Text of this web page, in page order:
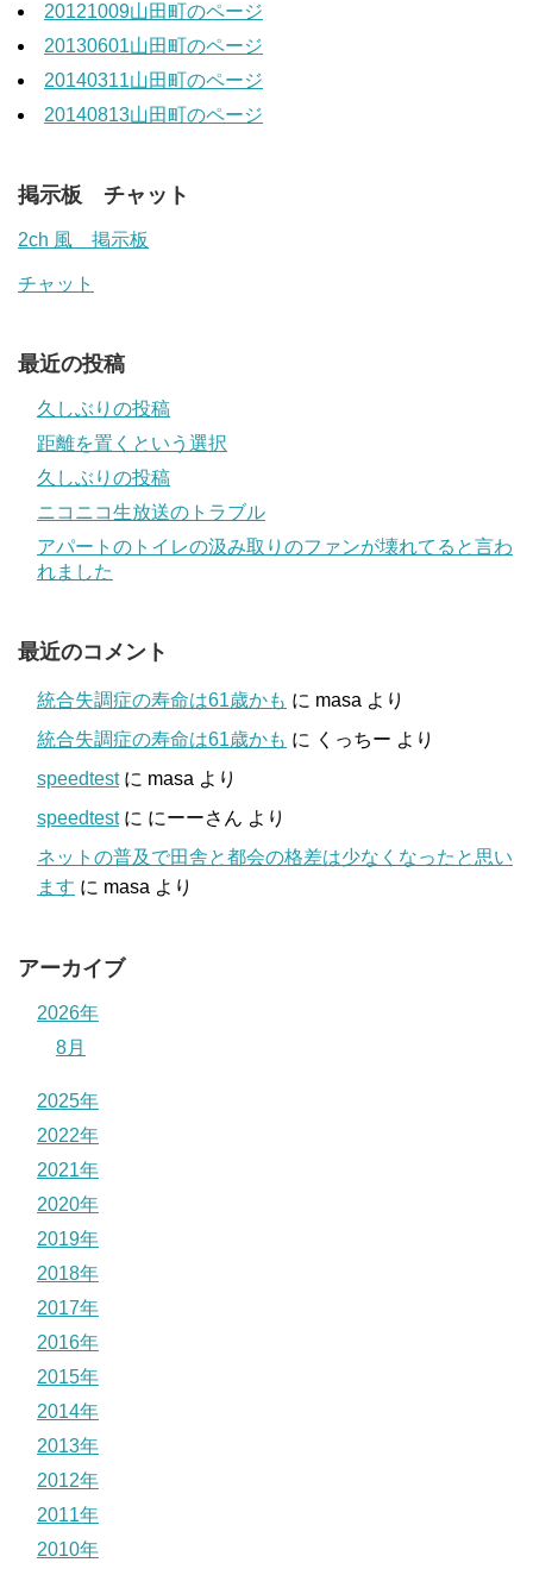
20121009山田町のページ
20130601山田町のページ
20140311山田町のページ
20140813山田町のページ
掲示板 チャット
2ch 風 掲示板
チャット
最近の投稿
久しぶりの投稿
距離を置くという選択
久しぶりの投稿
ニコニコ生放送のトラブル
アパートのトイレの汲み取りのファンが壊れてると言わ
れました
最近のコメント
統合失調症の寿命は61歳かも に masa より
統合失調症の寿命は61歳かも に くっちー より
speedtestに masa より
speedtestに にーーさん より
ネットの普及で田舎と都会の格差は少なくなったと思い
ます に masa より
アーカイブ
2026年
8月
2025年
2022年
2021年
2020年
2019年
2018年
2017年
2016年
2015年
2014年
2013年
2012年
2011年
2010年